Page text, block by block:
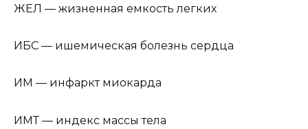
ЖЕЛ — жизненная емкость легких
ИБС — ишемическая болезнь сердца
ИМ — инфаркт миокарда
ИМТ — индекс массы тела